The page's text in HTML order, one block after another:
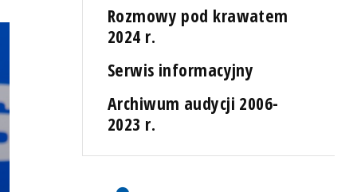
Rozmowy pod krawatem
2024 r.
Serwis informacyjny
Archiwum audycji 2006-
2023 r.